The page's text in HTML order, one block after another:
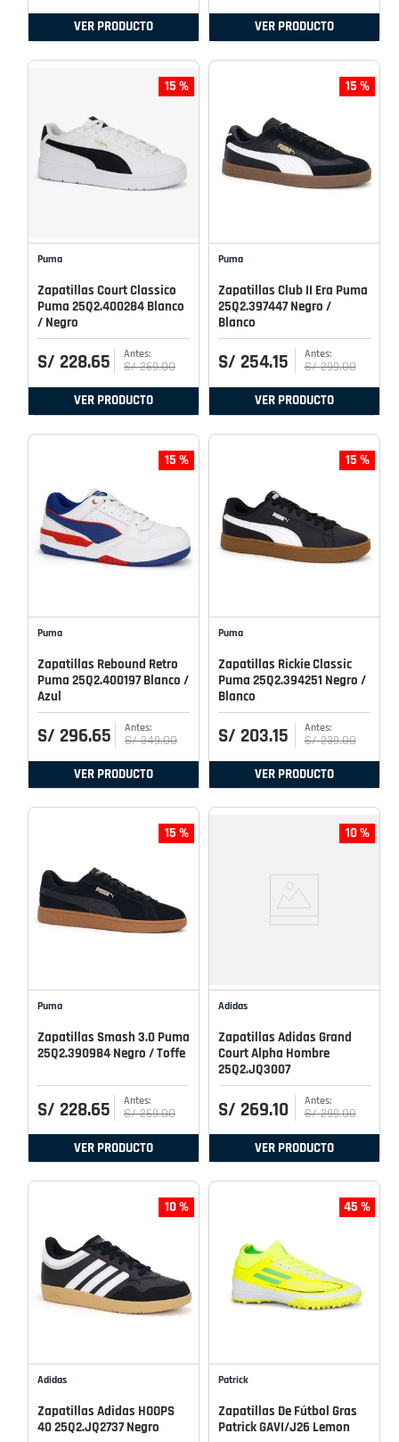
VER PRODUCTO VER PRODUCTO
15 %
Puma
Zapatillas Court Classico
Puma 25Q2.400284 Blanco
/ Negro
S/ 228.65 S/ 269.00
VER PRODUCTO
15 %
Puma
Zapatillas Club II Era Puma
25Q2.397447 Negro /
Blanco
S/ 254.15 S/ 299.00
VER PRODUCTO
15 %
Puma
Zapatillas Rebound Retro
Puma 25Q2.400197 Blanco /
Azul
S/ 296.65 S/ 349.00
VER PRODUCTO
15 %
Puma
Zapatillas Rickie Classic
Puma 25Q2.394251 Negro /
Blanco
S/ 203.15 S/ 239.00
VER PRODUCTO
15 %
Puma
Zapatillas Smash 3.0 Puma
25Q2.390984 Negro / Toffe
S/ 228.65 S/ 269.00
VER PRODUCTO
10 %
Adidas
Zapatillas Adidas Grand
Court Alpha Hombre
25Q2.JQ3007
S/ 269.10 S/ 299.00
VER PRODUCTO
10 %
Adidas
Zapatillas Adidas HOOPS
40 25Q2.JQ2737 Negro
45 %
Patrick
Zapatillas De Fútbol Gras
Patrick GAVI/J26 Lemon